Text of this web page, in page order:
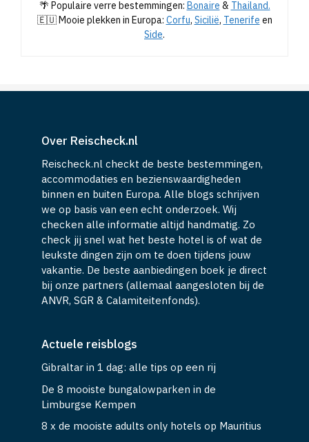
🇪🇺 Mooie plekken in Europa:Corfu,Sicilië,Tenerifeen
Side.
accommodaties en bezienswaardigheden
binnen en buiten Europa. Alle blogs schrijven
we op basis van een echt onderzoek. Wij
checken alle informatie altijd handmatig. Zo
check jij snel wat het beste hotel is of wat de
leukste dingen zijn om te doen tijdens jouw
vakantie. De beste aanbiedingen boek je direct
bij onze partners (allemaal aangesloten bij de
ANVR, SGR & Calamiteitenfonds).
Gibraltar in 1 dag: alle tips op een rij
De 8 mooiste bungalowparken in de
Limburgse Kempen
8 x de mooiste adults only hotels op Mauritius
Top 10 hotels voor wintersport in Fügen (met